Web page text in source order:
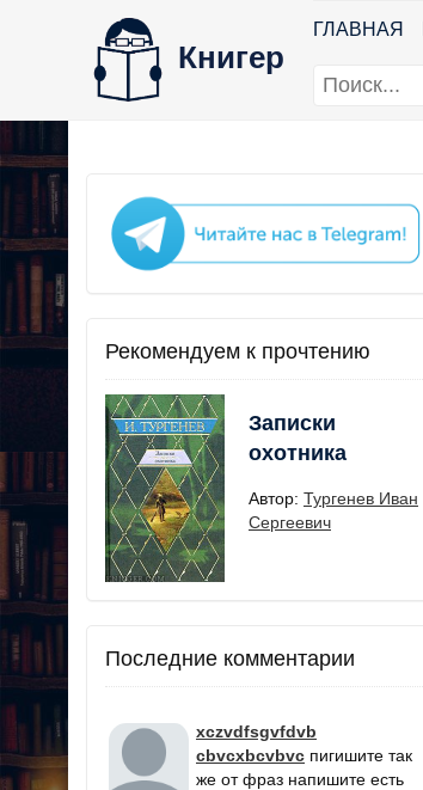
Книгер
ГЛАВНАЯ
Рекомендуем к прочтению
Записки
охотника
Автор: Тургенев Иван
Сергеевич
Последние комментарии
xczvdfsgvfdvb
cbvcxbcvbvc пигишите так
же от фраз напишите есть